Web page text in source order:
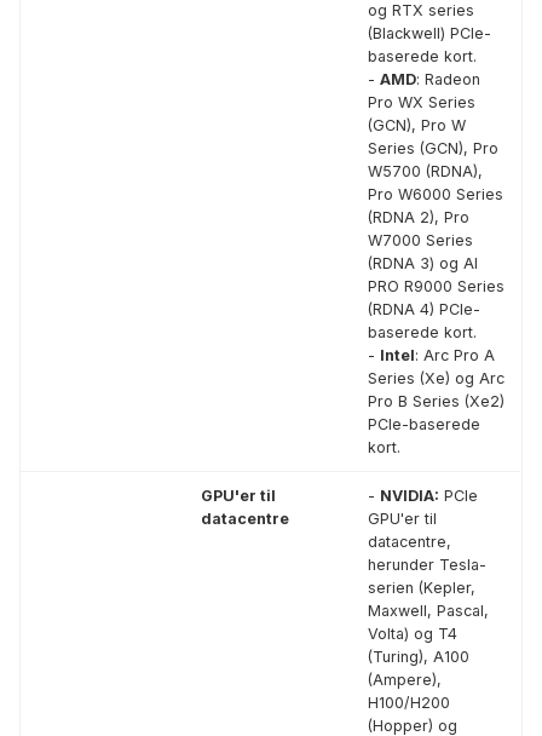
og RTX series
(Blackwell) PCIe-
baserede kort.
- AMD: Radeon
Pro WX Series
(GCN), Pro W
Series (GCN), Pro
W5700 (RDNA),
Pro W6000 Series
(RDNA 2), Pro
W7000 Series
(RDNA 3) og AI
PRO R9000 Series
(RDNA 4) PCIe-
baserede kort.
- Intel: Arc Pro A
Series (Xe) og Arc
Pro B Series (Xe2)
PCIe-baserede
kort.
GPU'er til
datacentre
- NVIDIA: PCIe
GPU'er til
datacentre,
herunder Tesla-
serien (Kepler,
Maxwell, Pascal,
Volta) og T4
(Turing), A100
(Ampere),
H100/H200
(Hopper) og